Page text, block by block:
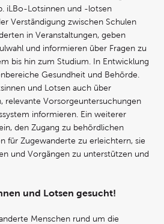
iLBo-Lotsinnen und -lotsen
Verständigung zwischen Schulen
in Veranstaltungen, geben
und informieren über Fragen zu
bis hin zum Studium. In Entwicklung
Gesundheit und Behörde.
und Lotsen auch über
relevante Vorsorgeuntersuchungen
informieren. Ein weiterer
den Zugang zu behördlichen
für Zugewanderte zu erleichtern, sie
und Vorgängen zu unterstützen und
und Lotsen gesucht!
Menschen rund um die